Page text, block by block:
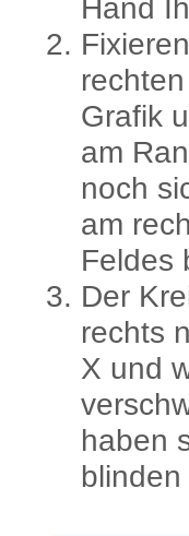
Hand
Grafik
am
noch
am
Feldes
Der
rechts
X und
haben